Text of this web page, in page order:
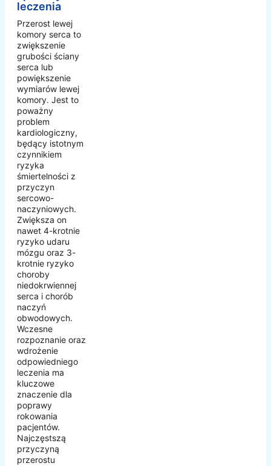
leczenia
Przerost lewej
komory serca to
zwiększenie
grubości ściany
serca lub
powiększenie
wymiarów lewej
komory. Jest to
poważny
problem
kardiologiczny,
będący istotnym
czynnikiem
ryzyka
śmiertelności z
przyczyn
sercowo-
naczyniowych.
Zwiększa on
nawet 4-krotnie
ryzyko udaru
mózgu oraz 3-
krotnie ryzyko
choroby
niedokrwiennej
serca i chorób
naczyń
obwodowych.
Wczesne
rozpoznanie oraz
wdrożenie
odpowiedniego
leczenia ma
kluczowe
znaczenie dla
poprawy
rokowania
pacjentów.
Najczęstszą
przyczyną
przerostu